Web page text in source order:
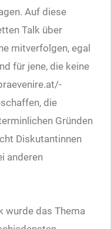
Auf diese
Talk über
mitverfolgen, egal
für jene, die keine
die
Gründen
Diskutantinnen
anderen
wurde das Thema